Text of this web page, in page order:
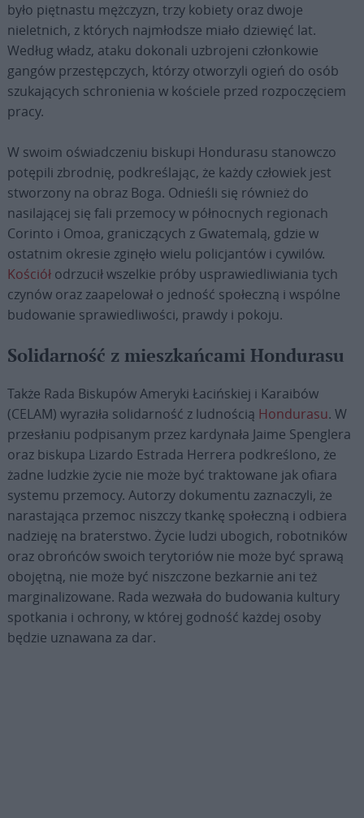
było piętnastu mężczyzn, trzy kobiety oraz dwoje
nieletnich, z których najmłodsze miało dziewięć lat.
Według władz, ataku dokonali uzbrojeni członkowie
gangów przestępczych, którzy otworzyli ogień do osób
szukających schronienia w kościele przed rozpoczęciem
pracy.
W swoim oświadczeniu biskupi Hondurasu stanowczo
potępili zbrodnię, podkreślając, że każdy człowiek jest
stworzony na obraz Boga. Odnieśli się również do
nasilającej się fali przemocy w północnych regionach
Corinto i Omoa, graniczących z Gwatemalą, gdzie w
ostatnim okresie zginęło wielu policjantów i cywilów.
Kościółodrzucił wszelkie próby usprawiedliwiania tych
czynów oraz zaapelował o jedność społeczną i wspólne
budowanie sprawiedliwości, prawdy i pokoju.
Solidarność z mieszkańcami Hondurasu
Także Rada Biskupów Ameryki Łacińskiej i Karaibów
(CELAM) wyraziła solidarność z ludnością Hondurasu. W
przesłaniu podpisanym przez kardynała Jaime Spenglera
oraz biskupa Lizardo Estrada Herrera podkreślono, że
żadne ludzkie życie nie może być traktowane jak ofiara
systemu przemocy. Autorzy dokumentu zaznaczyli, że
narastająca przemoc niszczy tkankę społeczną i odbiera
nadzieję na braterstwo. Życie ludzi ubogich, robotników
oraz obrońców swoich terytoriów nie może być sprawą
obojętną, nie może być niszczone bezkarnie ani też
marginalizowane. Rada wezwała do budowania kultury
spotkania i ochrony, w której godność każdej osoby
będzie uznawana za dar.